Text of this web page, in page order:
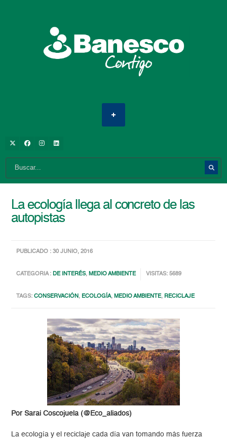
La ecología llega al concreto de las
autopistas
PUBLICADO : 30 JUNIO, 2016
CATEGORIA :DE INTERÉS,MEDIO AMBIENTE VISITAS: 5689
TAGS:CONSERVACIÓN, ECOLOGÍA,MEDIO AMBIENTE, RECICLAJE
Por Sarai Coscojuela (@Eco_aliados)
La ecología y el reciclaje cada día van tomando más fuerza